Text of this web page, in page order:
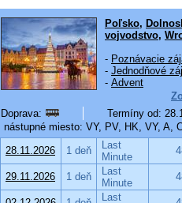
Poľsko,
vojvodstvo,
- Poznávacie
- Jednodňové
- Advent
Doprava:
Termíny od:
nástupné miesto: VY, PV, HK, VY, A,
28.11.2026
1 deň
Last
Minute
29.11.2026 1 deň
Last
Minute
Last